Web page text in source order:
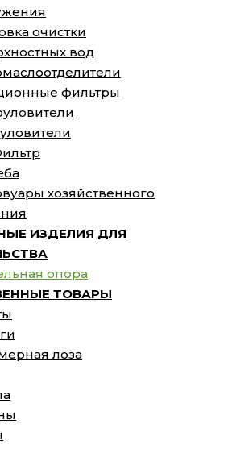
очистки
вод
фильтры
хозяйственного
ИЗДЕЛИЯ ДЛЯ
опора
ТОВАРЫ
лоза